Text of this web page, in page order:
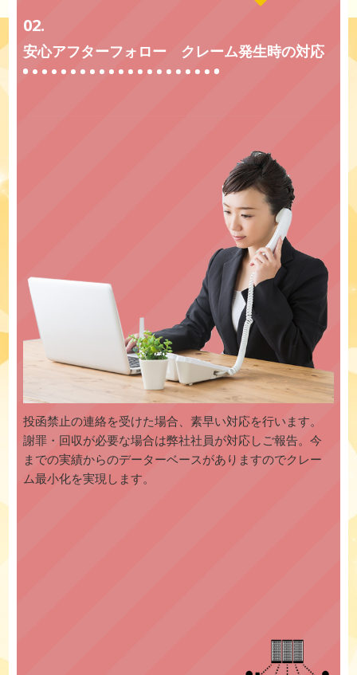
02.
安心アフターフォロー クレーム発生時の対応
投函禁止の連絡を受けた場合、素早い対応を行います。
謝罪・回収が必要な場合は弊社社員が対応しご報告。今
までの実績からのデーターベースがありますのでクレー
ム最小化を実現します。